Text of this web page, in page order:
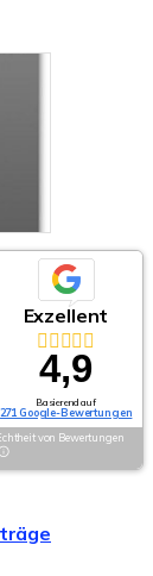
Exzellent
4,9
Basierend auf
271 Google-Bewertungen
von Bewertungen